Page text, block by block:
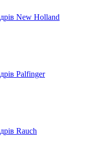
New Holland
Palfinger
Rauch